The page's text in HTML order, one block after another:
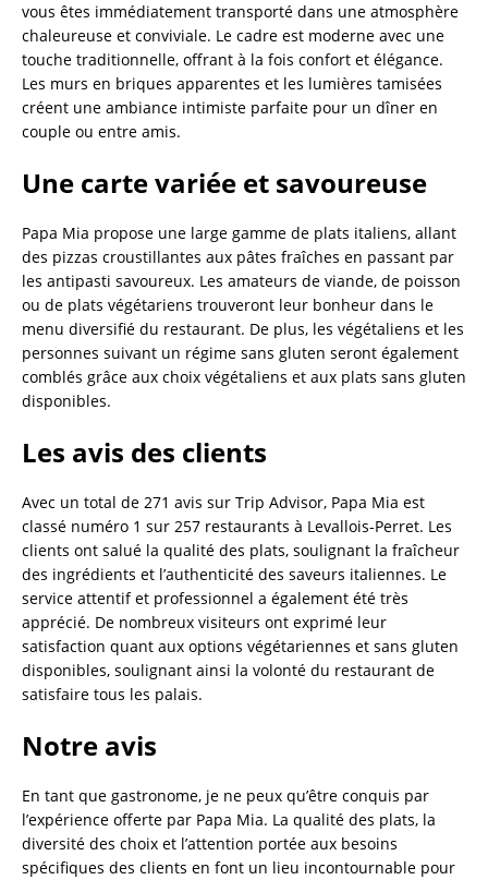
vous êtes immédiatement transporté dans une atmosphère
chaleureuse et conviviale. Le cadre est moderne avec une
touche traditionnelle, offrant à la fois confort et élégance.
Les murs en briques apparentes et les lumières tamisées
créent une ambiance intimiste parfaite pour un dîner en
couple ou entre amis.
Une carte variée et savoureuse
Papa Mia propose une large gamme de plats italiens, allant
des pizzas croustillantes aux pâtes fraîches en passant par
les antipasti savoureux. Les amateurs de viande, de poisson
ou de plats végétariens trouveront leur bonheur dans le
menu diversifié du restaurant. De plus, les végétaliens et les
personnes suivant un régime sans gluten seront également
comblés grâce aux choix végétaliens et aux plats sans gluten
disponibles.
Les avis des clients
Avec un total de 271 avis sur Trip Advisor, Papa Mia est
classé numéro 1 sur 257 restaurants à Levallois-Perret. Les
clients ont salué la qualité des plats, soulignant la fraîcheur
des ingrédients et l’authenticité des saveurs italiennes. Le
service attentif et professionnel a également été très
apprécié. De nombreux visiteurs ont exprimé leur
satisfaction quant aux options végétariennes et sans gluten
disponibles, soulignant ainsi la volonté du restaurant de
satisfaire tous les palais.
Notre avis
En tant que gastronome, je ne peux qu’être conquis par
l’expérience offerte par Papa Mia. La qualité des plats, la
diversité des choix et l’attention portée aux besoins
spécifiques des clients en font un lieu incontournable pour